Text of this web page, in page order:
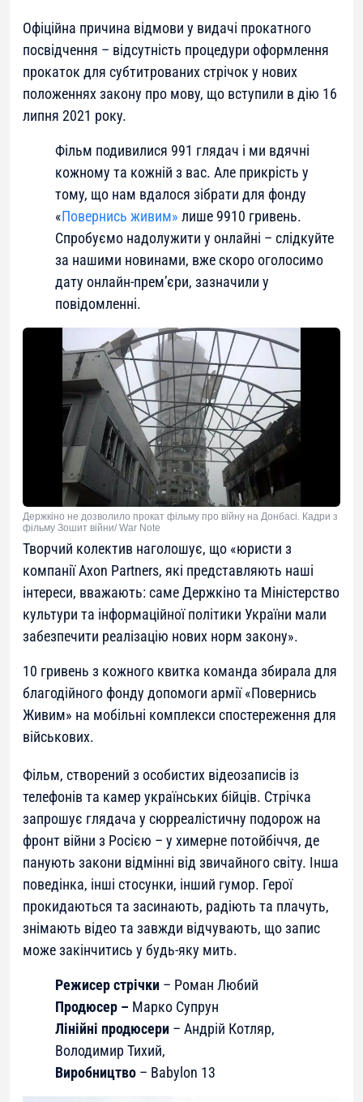
Офіційна причина відмови у видачі прокатного
посвідчення – відсутність процедури оформлення
прокаток для субтитрованих стрічок у нових
положеннях закону про мову, що вступили в дію 16
липня 2021 року.
Фільм подивилися 991 глядач і ми вдячні
кожному та кожній з вас. Але прикрість у
тому, що нам вдалося зібрати для фонду
«Повернись живим» лише 9910 гривень.
Спробуємо надолужити у онлайні – слідкуйте
за нашими новинами, вже скоро оголосимо
дату онлайн-прем’єри, зазначили у
повідомленні.
Держкіно не дозволило прокат фільму про війну на Донбасі. Кадри з
фільму Зошит війни/ War Note
Творчий колектив наголошує, що «юристи з
компанії Axon Partners, які представляють наші
інтереси, вважають: саме Держкіно та Міністерство
культури та інформаційної політики України мали
забезпечити реалізацію нових норм закону».
10 гривень з кожного квитка команда збирала для
благодійного фонду допомоги армії «Повернись
Живим» на мобільні комплекси спостереження для
військових.
Фільм, створений з особистих відеозаписів із
телефонів та камер українських бійців. Стрічка
запрошує глядача у сюрреалістичну подорож на
фронт війни з Росією – у химерне потойбіччя, де
панують закони відмінні від звичайного світу. Інша
поведінка, інші стосунки, інший гумор. Герої
прокидаються та засинають, радіють та плачуть,
знімають відео та завжди відчувають, що запис
може закінчитись у будь-яку мить.
Режисер стрічки – Роман Любий
Продюсер – Марко Супрун
Лінійні продюсери – Андрій Котляр,
Володимир Тихий,
Виробництво – Babylon 13